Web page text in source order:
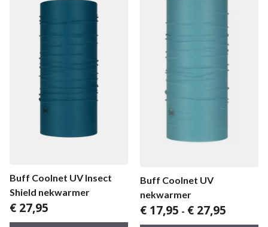
Buff Coolnet UV Insect
Shield nekwarmer
€ 27,95
Buff Coolnet UV
nekwarmer
€ 17,95 - € 27,95